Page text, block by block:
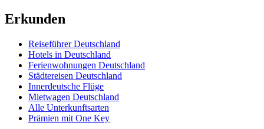
Erkunden
Reiseführer Deutschland
Hotels in Deutschland
Ferienwohnungen Deutschland
Städtereisen Deutschland
Innerdeutsche Flüge
Mietwagen Deutschland
Alle Unterkunftsarten
Prämien mit One Key